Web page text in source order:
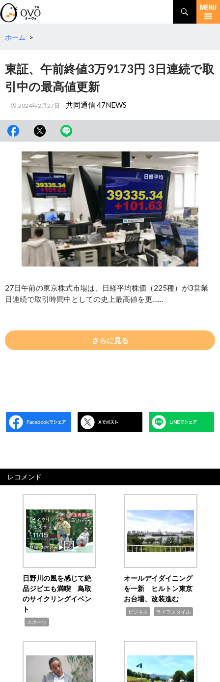
検
索
コ
テ
へ
ホーム >
東証、午前終値3万9173円 3日連続で取
引中の最高値更新
2024年2月27日 共同通信 47NEWS
27日午前の東京株式市場は、日経平均株価（225種）が3営業
日連続で取引時間中としての史上最高値を更……
さらに見る
レコメンド
日野川の風を感じて絶
品ジビエも満喫 鳥取
のサイクリングイベン
ト
スポーツ
オールデイダイニング
を一新 ヒルトン東京
お台場、改装進む
ビジネス ライフスタイル